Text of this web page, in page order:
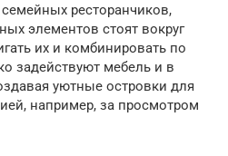
ресторанчиков,
элементов стоят вокруг
их и комбинировать по
задействуют мебель и в
уютные островки для
например, за просмотром